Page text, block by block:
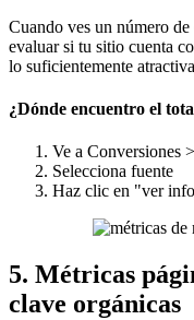
Cuando ves un número de
evaluar si tu sitio cuenta
lo suficientemente
¿Dónde encuentro el
Ve a Conversiones
Selecciona fuente
Haz clic en "ver
5. Métricas
clave orgánicas